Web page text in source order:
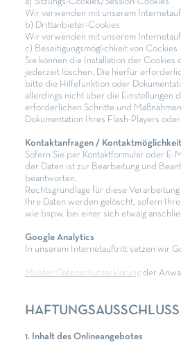
Wir verwenden mit unserem
b) Drittanbieter-Cookies
Wir verwenden mit unserem
c) Beseitigungsmöglichkeit von Cockies
Sie können die Installation der
jederzeit löschen. Die hierfür
bitte die Hilfefunktion oder
allerdings nicht über die Einstellungen
erforderlichen Schritte und
Dokumentation Ihres Flash-Players
Kontaktanfragen / Kontaktmöglichkeit
Sofern Sie per Kontaktformular oder E-
der Daten ist zur Bearbeitung und
beantworten.
Rechtsgrundlage für diese
Ihre Daten werden gelöscht, sofern
wie bspw. bei einer sich etwaig
Google Analytics
In unserem Internetauftritt setzen wir
Muster-Datenschutzerklärung der
HAFTUNGSAUSSCHLUSS
1. Inhalt des Onlineangebotes